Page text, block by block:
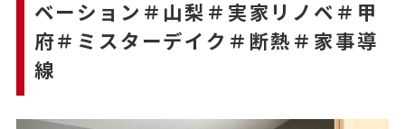
ベーション＃山梨＃実家リノベ＃甲
府＃ミスターデイク＃断熱＃家事導
線